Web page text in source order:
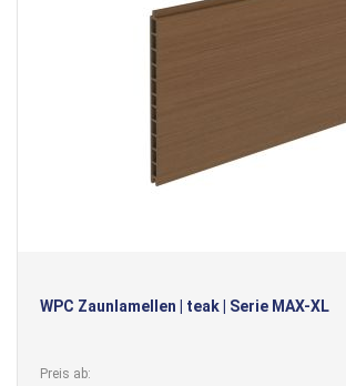
WPC Zaunlamellen | teak | Serie MAX-XL
Preis ab